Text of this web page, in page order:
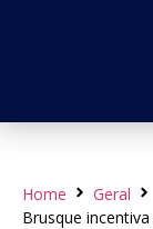
Home
Geral
Brusque